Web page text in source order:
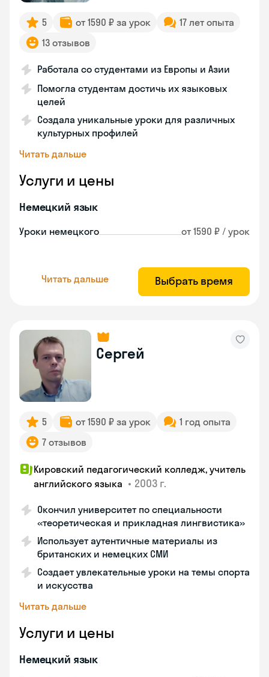
5 от 1590 ₽ за урок
17 лет опыта
13 отзывов
Работала со студентами из Европы и Азии
Помогла студентам достичь их языковых
целей
Создала уникальные уроки для различных
культурных профилей
Читать дальше
Услуги и цены
Немецкий язык
Уроки немецкого от 1590 ₽ / урок
Читать дальше Выбрать время
Сергей
5 от 1590 ₽ за урок
1 год опыта
7 отзывов
Кировский педагогический колледж, учитель
английского языка • 2003 г.
Окончил университет по специальности
«теоретическая и прикладная лингвистика»
Использует аутентичные материалы из
британских и немецких СМИ
Создает увлекательные уроки на темы спорта
и искусства
Читать дальше
Услуги и цены
Немецкий язык